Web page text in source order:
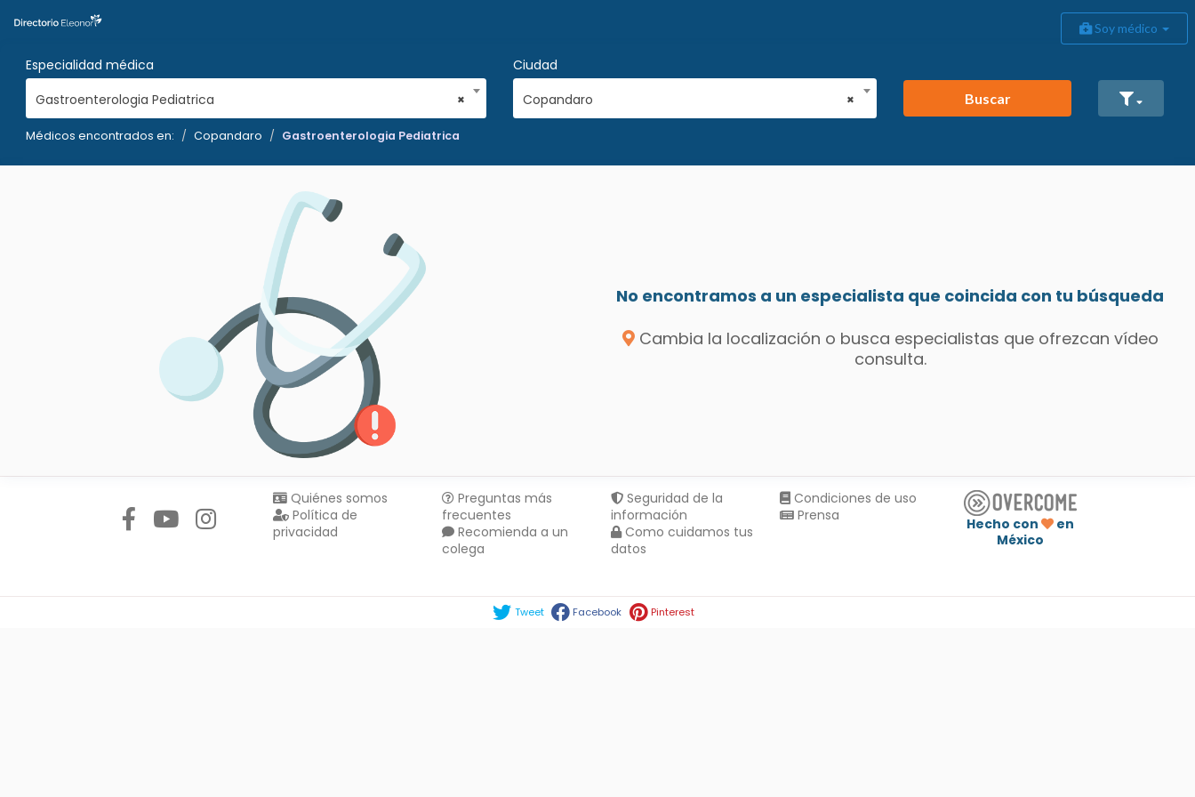
Soy médico
Especialidad médica
×
Gastroenterologia Pediatrica
Ciudad
×
Copandaro Buscar
Médicos encontrados en: Copandaro Gastroenterologia Pediatrica
No encontramos a un especialista que coincida con tu búsqueda
Cambia la localización o busca especialistas que ofrezcan vídeo
consulta.
Quiénes somos
Política de
privacidad
Preguntas más
frecuentes
Recomienda a un
colega
Seguridad de la
información
Como cuidamos tus
datos
Condiciones de uso
Prensa
Hecho con
en
México
Tweet Facebook Pinterest